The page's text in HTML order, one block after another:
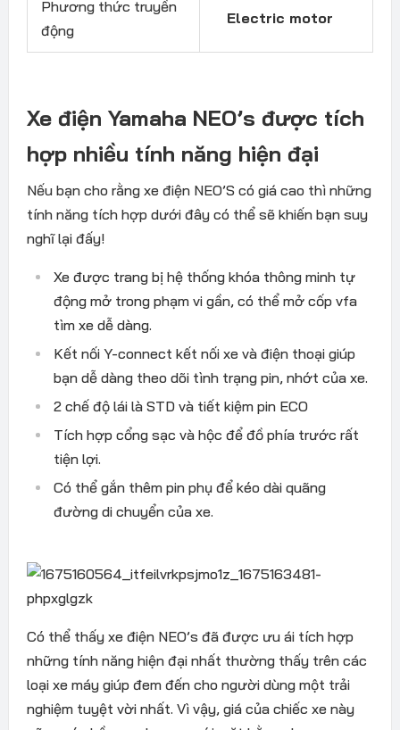
Phương thức truyền
động
Electric motor
Xe điện Yamaha NEO’s được tích
hợp nhiều tính năng hiện đại
Nếu bạn cho rằng xe điện NEO’S có giá cao thì những
tính năng tích hợp dưới đây có thể sẽ khiến bạn suy
nghĩ lại đấy!
Xe được trang bị hệ thống khóa thông minh tự
động mở trong phạm vi gần, có thể mở cốp vfa
tìm xe dễ dàng.
Kết nối Y-connect kết nối xe và điện thoại giúp
bạn dễ dàng theo dõi tình trạng pin, nhớt của xe.
2 chế độ lái là STD và tiết kiệm pin ECO
Tích hợp cổng sạc và hộc để đồ phía trước rất
tiện lợi.
Có thể gắn thêm pin phụ để kéo dài quãng
đường di chuyển của xe.
Có thể thấy xe điện NEO’s đã được ưu ái tích hợp
những tính năng hiện đại nhất thường thấy trên các
loại xe máy giúp đem đến cho người dùng một trải
nghiệm tuyệt vời nhất. Vì vậy, giá của chiếc xe này